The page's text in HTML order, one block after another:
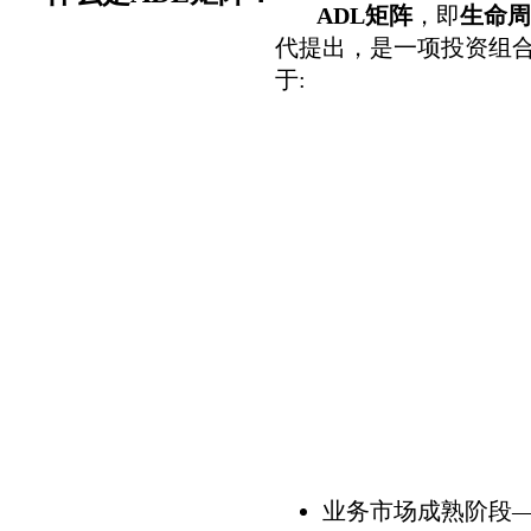
ADL矩阵，即生命
代提出，是一项投资组
于:
业务市场成熟阶段